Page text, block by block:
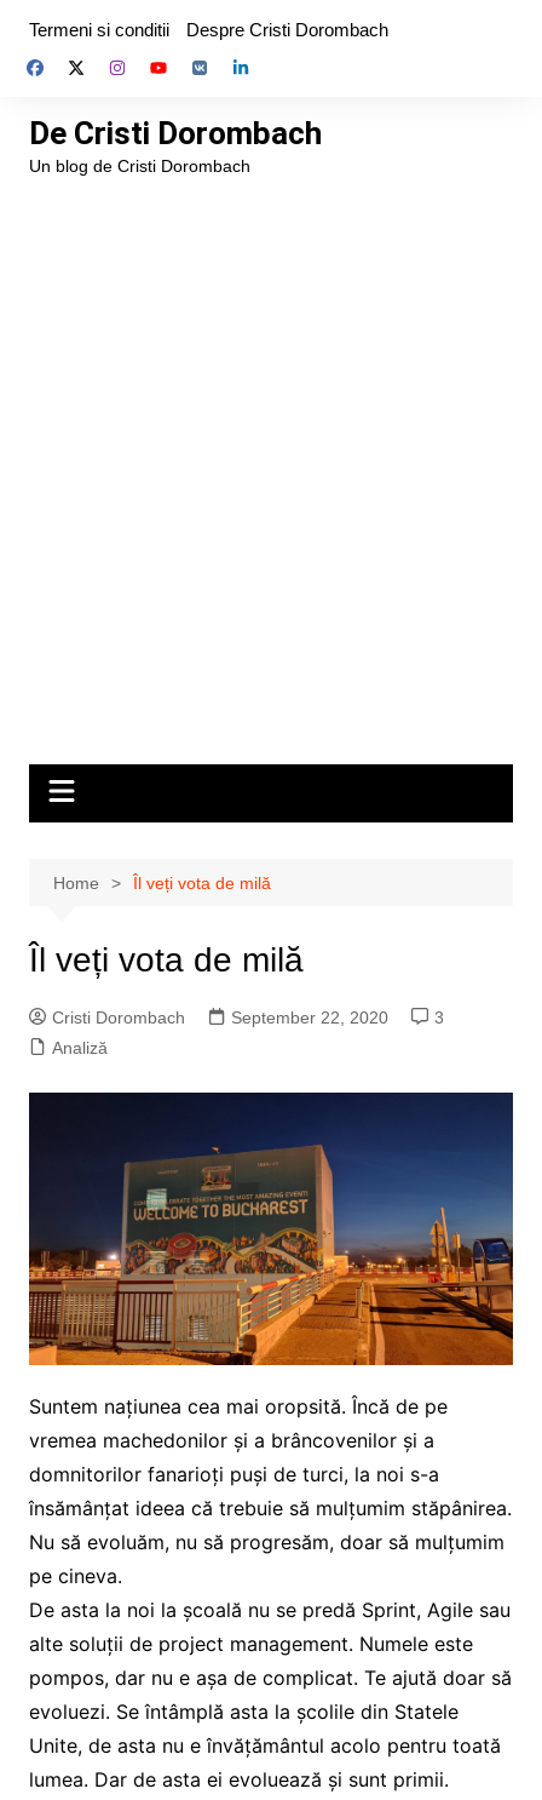
content
Termeni si conditii Despre Cristi Dorombach
De Cristi Dorombach
Un blog de Cristi Dorombach
Home Îl veți vota de milă
Îl veți vota de milă
Cristi Dorombach September 22, 2020
3
Analiză
Suntem națiunea cea mai oropsită. Încă de pe
vremea machedonilor și a brâncovenilor și a
domnitorilor fanarioți puși de turci, la noi s-a
însămânțat ideea că trebuie să mulțumim stăpânirea.
Nu să evoluăm, nu să progresăm, doar să mulțumim
pe cineva.
De asta la noi la școală nu se predă Sprint, Agile sau
alte soluții de project management. Numele este
pompos, dar nu e așa de complicat. Te ajută doar să
evoluezi. Se întâmplă asta la școlile din Statele
Unite, de asta nu e învățământul acolo pentru toată
lumea. Dar de asta ei evoluează și sunt primii.